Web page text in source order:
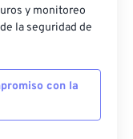
y monitoreo
la seguridad de
con la